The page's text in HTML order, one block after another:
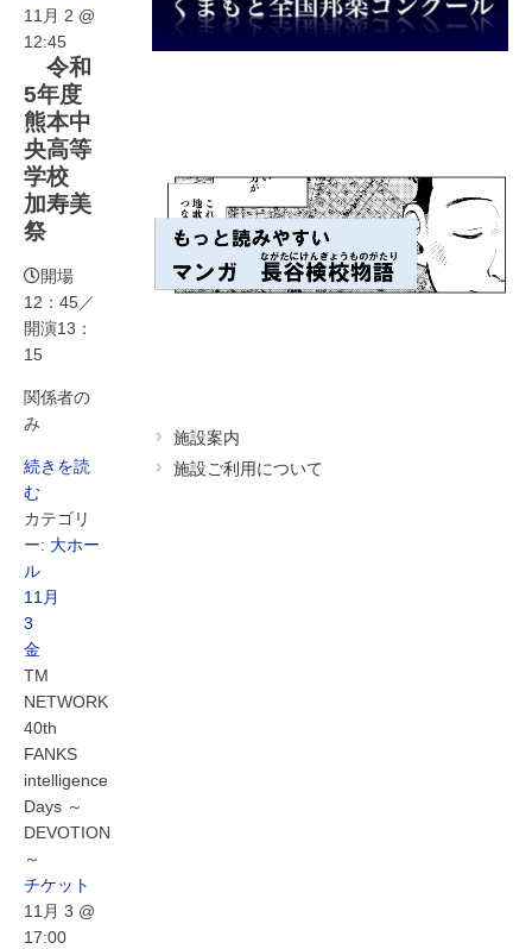
よくあるご質問
11月 2 @
12:45
令和
5年度
熊本中
央高等
学校
加寿美
祭
開場
12：45／
開演13：
15
関係者の
み
続きを読
む
カテゴリ
ー: 大ホー
ル
11月
3
金
TM
NETWORK
40th
FANKS
intelligence
Days ～
DEVOTION
～
チケット
11月 3 @
17:00
施設案内
施設ご利用について